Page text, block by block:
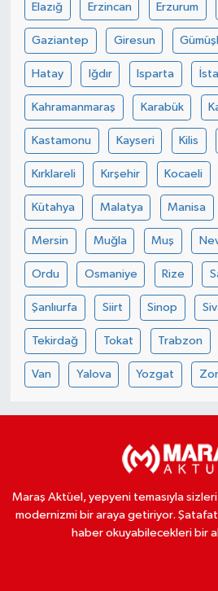
Elazığ Erzincan Erzurum
Gaziantep Giresun
Hatay Iğdır Isparta
Kahramanmaraş Karabük
Kastamonu Kayseri Kilis
Kırklareli Kırşehir Kocaeli
Kütahya Malatya Manisa
Mersin Muğla Muş
Ordu Osmaniye Rize
Şanlıurfa Siirt Sinop
Tekirdağ Tokat Trabzon
Van Yalova Yozgat
Maraş Aktüel, yepyeni temasıyla
modernizmi bir araya getiriyor.
haber okuyabilecekleri bir